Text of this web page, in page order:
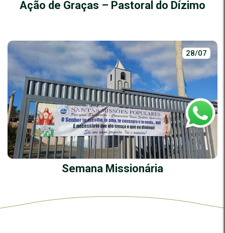
Ação de Graças – Pastoral do Dízimo
28/07
Semana Missionária